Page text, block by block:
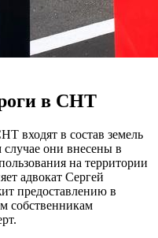
в СНТ
входят в состав земель
они внесены в
на территории
адвокат Сергей
предоставлению в
собственникам